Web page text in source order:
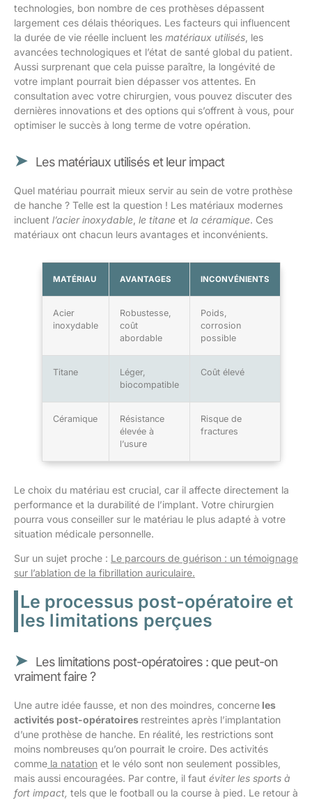
technologies, bon nombre de ces prothèses dépassent
largement ces délais théoriques. Les facteurs qui influencent
la durée de vie réelle incluent les matériaux utilisés , les
avancées technologiques et l’état de santé global du patient.
Aussi surprenant que cela puisse paraître, la longévité de
votre implant pourrait bien dépasser vos attentes. En
consultation avec votre chirurgien, vous pouvez discuter des
dernières innovations et des options qui s’offrent à vous, pour
optimiser le succès à long terme de votre opération.
Les matériaux utilisés et leur impact
Quel matériau pourrait mieux servir au sein de votre prothèse
de hanche ? Telle est la question ! Les matériaux modernes
incluent l’acier inoxydable le titane et la céramique. Ces
matériaux ont chacun leurs avantages et inconvénients.
MATÉRIAU AVANTAGES INCONVÉNIENTS
Acier
inoxydable
Robustesse,
coût
abordable
Poids,
corrosion
possible
Titane
Léger,
biocompatible
Coût élevé
Céramique
Résistance
élevée à
l’usure
Risque de
fractures
Le choix du matériau est crucial, car il affecte directement la
performance et la durabilité de l’implant. Votre chirurgien
pourra vous conseiller sur le matériau le plus adapté à votre
situation médicale personnelle.
Sur un sujet proche : Le parcours de guérison : un témoignage
sur l’ablation de la fibrillation auriculaire.
Le processus post-opératoire et
les limitations perçues
Les limitations post-opératoires : que peut-on
vraiment faire ?
Une autre idée fausse, et non des moindres, concerne les
activités post-opératoires restreintes après l’implantation
d’une prothèse de hanche. En réalité, les restrictions sont
moins nombreuses qu’on pourrait le croire. Des activités
comme la natation et le vélo sont non seulement possibles,
mais aussi encouragées. Par contre, il faut éviter les sports à
fort impact, tels que le football ou la course à pied. Le retour à